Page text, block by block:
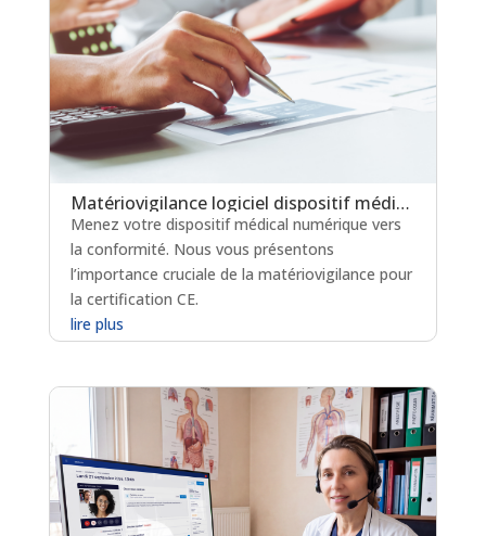
Matériovigilance logiciel dispositif médical : un levier clé pour la certification en soins critiques
Menez votre dispositif médical numérique vers
la conformité. Nous vous présentons
l’importance cruciale de la matériovigilance pour
la certification CE.
lire plus